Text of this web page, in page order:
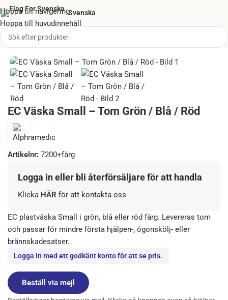
Hoppa till navigering
Hoppa till huvudinnehåll
Svenska
Väskor & Stationer
EC Väska Small – Tom Grön / Blå / Röd
Artikelnr: 7200+färg
Logga in eller bli återförsäljare för att handla
Klicka HÄR för att kontakta oss
EC plastväska Small i grön, blå eller röd färg. Levereras tom
och passar för mindre första hjälpen-, ögonskölj- eller
brännskadesatser.
Logga in med ett godkänt konto för att se pris.
Beställ via mejl